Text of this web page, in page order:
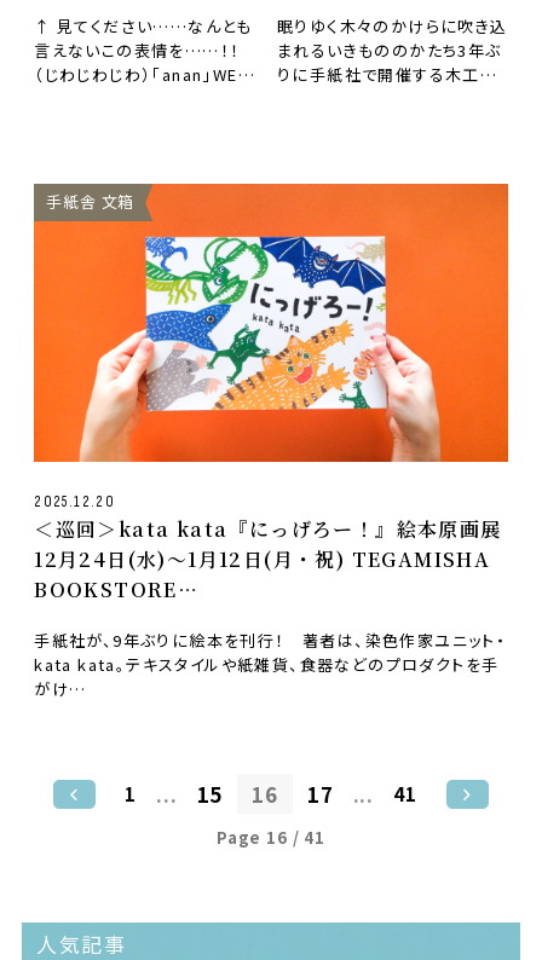
とラジカセと」展 at
TEGAMISHA
↑ 見てください……なんとも
言えないこの表情を……！！
（じわじわじわ）「anan」WEB
眠りゆく木々のかけらに吹き込
まれるいきもののかたち3年ぶ
りに手紙社で開催する木工作
手紙舎 文箱
2025.12.20
＜巡回＞kata kata『にっげろー！』絵本原画展
12月24日(水)〜1月12日(月・祝) TEGAMISHA
BOOKSTORE
手紙社が、9年ぶりに絵本を刊行！ 著者は、染色作家ユニット・
kata kata。テキスタイルや紙雑貨、食器などのプロダクトを手
がけ…
1 ... 15 16 17 ... 41
Page 16 / 41
人気記事